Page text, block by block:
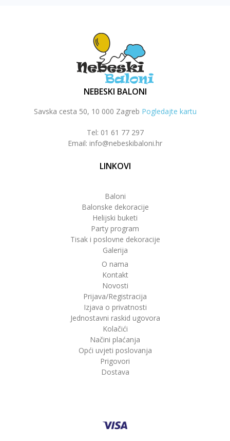
NEBESKI BALONI
Savska cesta 50, 10 000 Zagreb Pogledajte kartu
Tel: 01 61 77 297
Email: info@nebeskibaloni.hr
LINKOVI
Baloni
Balonske dekoracije
Helijski buketi
Party program
Tisak i poslovne dekoracije
Galerija
O nama
Kontakt
Novosti
Prijava/Registracija
Izjava o privatnosti
Jednostavni raskid ugovora
Kolačići
Načini plaćanja
Opći uvjeti poslovanja
Prigovori
Dostava